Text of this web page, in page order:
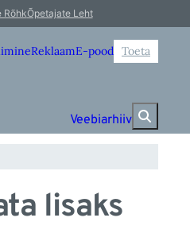
RõhkÕpetajate Leht
ReklaamE-pood Toeta
Veebiarhiiv
lisaks